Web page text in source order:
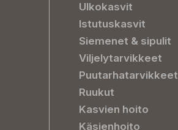
Ulkokasvit
Istutuskasvit
Siemenet & sipulit
Viljelytarvikkeet
Puutarhatarvikkeet
Ruukut
Kasvien hoito
Käsienhoito